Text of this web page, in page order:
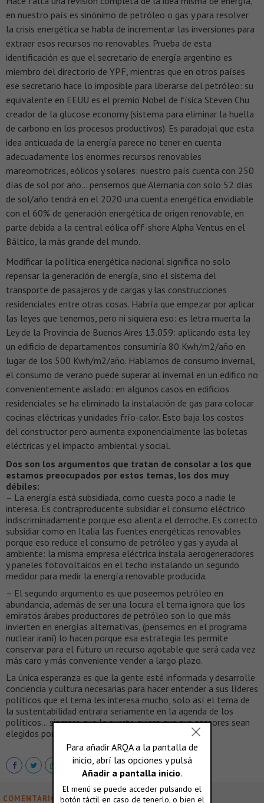
en nuestro país es sinónimo de petróleo o gas y para resolver
la crisis energética se habla de incrementar las inversiones para
extraer esos recursos no renovables. Prueba de esta
identificación es que el secretario de energía argentino es
miembro del directorio de YPF, mientras que en otros países
ese secretario hace lo imposible para liberarse del petróleo: su
equivalente en EEUU es el premio Nobel de física Steven Chu
creador de la glucose economy (sistema para eliminar la huella
de carbono en los procesos productivos). Es paradojal que esta
idea anticuada de la energía parece no tener en cuenta
adecuadamente los enormes recursos renovables
mareomotrices, eólicos y solares: nuestro país cuenta con 250
días de sol por año… pensemos que Alemania con solo 52 días
de sol/año tendrá en el 2020 una cuenta energética envidiable
con el 60% de generación energética de origen renovable, en
parte debida a la central eólica off-shore Alpha Ventus en el
Báltico, la más grande del mundo.
Modificar la política energética nacional significa no solo
repensar la generación de energía, sino el sistema del
transporte de pasajeros y de cargas y las construcciones
residenciales entre otras cosas. Habría que empezar por aplicar
las leyes que tenemos, pero ni siquiera eso: es letra muerta la
Ley de la Provincia de Buenos Aires 13.059: aplicando esta ley
un edificio de departamentos consumiría 80 Kwh/m2/año en
lugar de los 500 Kwh/m2/año. Hablamos de consumo invernal,
el consumo de verano puede superar al invernal en un edifico no
convenientemente aislado: en algunos casos en edificios
residenciales se ha eliminado la instalación de gas para colocar
cocinas eléctricas y unidades frío-calor. Esto baja los costos
del constructor pero aumenta exponencialmente las boletas
eléctricas y el impacto ambiental y social.
Dos son los argumentos que tratan de consolar a los que
estamos preocupados por estos temas, los dos muy
débiles:
– La energía está subsidiada, como cuesta poco a nadie le
interesa. Es contraproducente subsidiar el consumo eléctrico
indiscriminadamente porque eso alienta el derroche. Es correcto
subsidiar como en Italia las fuentes energéticas renovables
porque eso reduce el consumo de petróleo y gas y ayuda al
ambiente: la misma empresa eléctrica instala aerogeneradores
y paneles fotovoltaicos en el techo instalando un segundo
medidor para medir la energía renovable producida.
– El segundo argumento es que poseemos petróleo en
abundancia, además de ser una locura el tema ignora que los
emiratos árabes productores de petróleo son lo que más
invierten en energías alternativas, (pensemos en el programa
nuclear iraní) lo hacen porque esa estrategia les permite
conservar para el futuro un recurso agotable que será cada vez
más caro y más conveniente vender a largo plazo.
La única esperanza es que la gente esté informada y desarrolle
conciencia y cultura necesarias para hacer entender a sus líderes
políticos que el tema les interesa mucho, solo así el tema de
la sustentabilidad entrara seriamente en la agenda de los
políticos… siempre que la suerte quiera que sus asesores sean
elegidos por mérito y no per cecanías partidarias.
COMENTARIOS